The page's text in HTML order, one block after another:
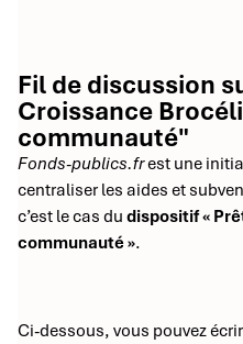
Fil de discussion
Croissance
communauté"
Fonds-publics.frest une
centraliser les aides et
c’est le cas du dispositif «
communauté ».
Ci-dessous, vous pouvez